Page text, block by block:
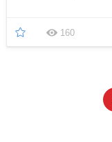
160